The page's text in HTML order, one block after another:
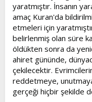
yaratmıştır. İnsanın
amaç Kuran'da
etmeleri için
belirlenmiş olan süre
öldükten sonra da
ahiret gününde,
çekilecektir.
reddetmeye,
gerçeği hiçbir şekilde